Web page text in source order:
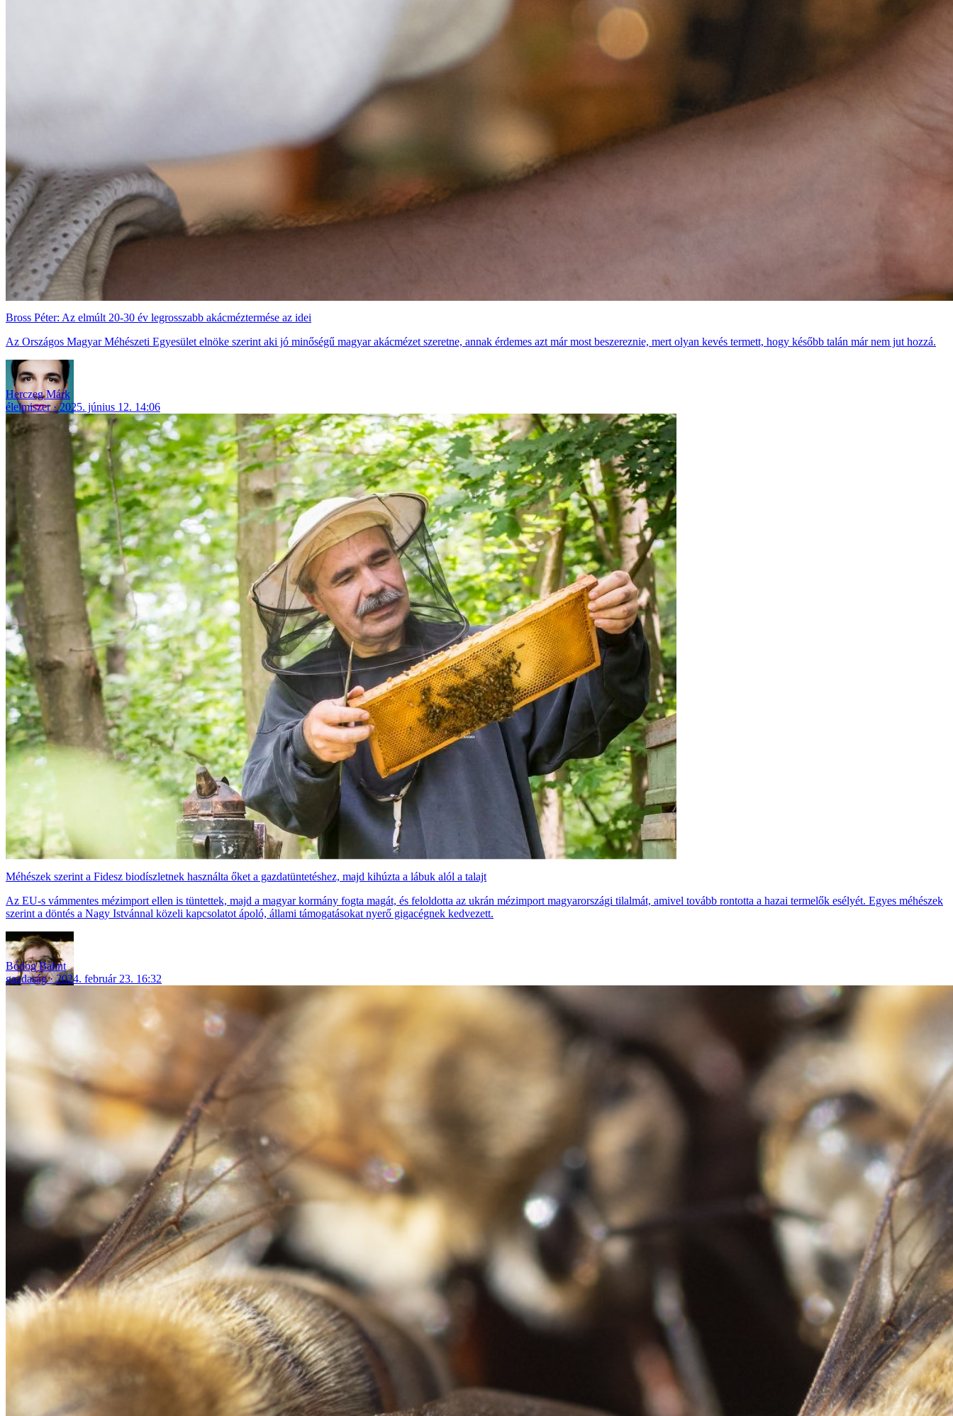
Bross Péter: Az elmúlt 20-30 év legrosszabb akácméztermése az idei
Az Országos Magyar Méhészeti Egyesület elnöke szerint aki jó minőségű magyar akácmézet szeretne, annak érdemes azt már most beszereznie, mert olyan kevés termett, hogy később talán már nem jut hozzá.
Herczeg Márk
élelmiszer
2025. június 12. 14:06
Méhészek szerint a Fidesz biodíszletnek használta őket a gazdatüntetéshez, majd kihúzta a lábuk alól a talajt
Az EU-s vámmentes mézimport ellen is tüntettek, majd a magyar kormány fogta magát, és feloldotta az ukrán mézimport magyarországi tilalmát, amivel tovább rontotta a hazai termelők esélyét. Egyes méhészek
szerint a döntés a Nagy Istvánnal közeli kapcsolatot ápoló, állami támogatásokat nyerő gigacégnek kedvezett.
Bódog Bálint
gazdaság
2024. február 23. 16:32